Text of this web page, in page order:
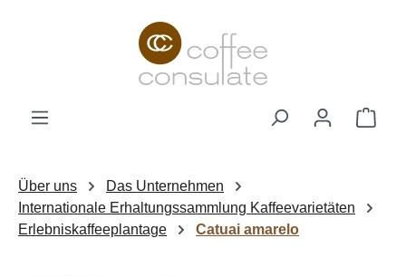
Zum Hauptinhalt springen
Über uns
Das Unternehmen
Internationale Erhaltungssammlung Kaffeevarietäten
Erlebniskaffeeplantage
Catuai amarelo